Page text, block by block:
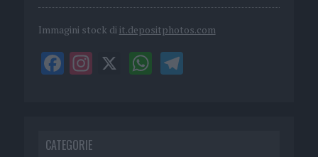
Immagini stock di it.depositphotos.com
CATEGORIE